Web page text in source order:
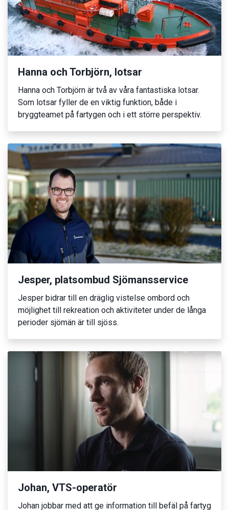
Hanna och Torbjörn, lotsar
Hanna och Torbjörn är två av våra fantastiska lotsar.
Som lotsar fyller de en viktig funktion, både i
bryggteamet på fartygen och i ett större perspektiv.
Jesper, platsombud Sjömansservice
Jesper bidrar till en dräglig vistelse ombord och
möjlighet till rekreation och aktiviteter under de långa
perioder sjömän är till sjöss.
Johan, VTS-operatör
Johan jobbar med att ge information till befäl på fartyg